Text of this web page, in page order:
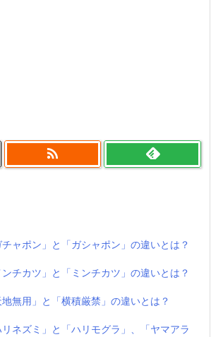

チャポン」と「ガシャポン」の違いとは？
ンチカツ」と「ミンチカツ」の違いとは？
地無用」と「横積厳禁」の違いとは？
リネズミ」と「ハリモグラ」、「ヤマアラ